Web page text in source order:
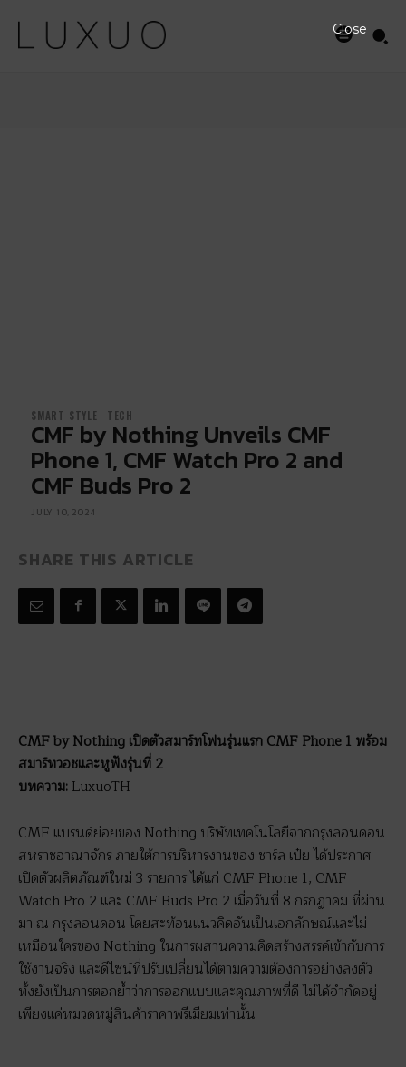
SMART STYLE TECH
CMF by Nothing Unveils CMF
Phone 1, CMF Watch Pro 2 and
CMF Buds Pro 2
JULY 10, 2024
SHARE THIS ARTICLE
CMF by Nothing เปิดตัวสมาร์ทโฟนรุ่นแรก CMF Phone 1 พร้อม
สมาร์ทวอชและหูฟังรุ่นที่ 2
บทความ: LuxuoTH
CMF แบรนด์ย่อยของ Nothing บริษัทเทคโนโลยีจากกรุงลอนดอน
สหราชอาณาจักร ภายใต้การบริหารงานของ ชาร์ล เป๋ย ได้ประกาศ
เปิดตัวผลิตภัณฑ์ใหม่ 3 รายการ ได้แก่ CMF Phone 1, CMF
Watch Pro 2 และ CMF Buds Pro 2 เมื่อวันที่ 8 กรกฏาคม ที่ผ่าน
มา ณ กรุงลอนดอน โดยสะท้อนแนวคิดอันเป็นเอกลักษณ์และไม่
เหมือนใครของ Nothing ในการผสานความคิดสร้างสรรค์เข้ากับการ
ใช้งานจริง และดีไซน์ที่ปรับเปลี่ยนได้ตามความต้องการอย่างลงตัว
ทั้งยังเป็นการตอกย้ำว่าการออกแบบและคุณภาพที่ดี ไม่ได้จำกัดอยู่
เพียงแค่หมวดหมู่สินค้าราคาพรีเมียมเท่านั้น
Close